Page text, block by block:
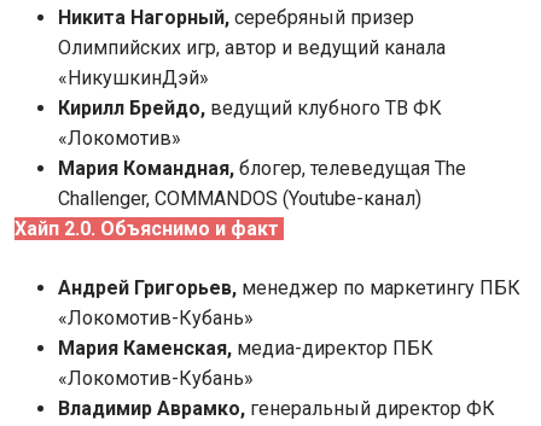
Никита Нагорный, серебряный призер
Олимпийских игр, автор и ведущий канала
«НикушкинДэй»
Кирилл Брейдо, ведущий клубного ТВ ФК
«Локомотив»
Мария Командная, блогер, телеведущая The
Challenger, COMMANDOS (Youtube-канал)
Хайп 2.0. Объяснимо и факт
Андрей Григорьев, менеджер по маркетингу ПБК
«Локомотив-Кубань»
Мария Каменская, медиа-директор ПБК
«Локомотив-Кубань»
Владимир Аврамко, генеральный директор ФК